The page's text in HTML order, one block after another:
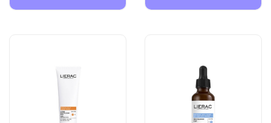
INTENSIVE
VITA-